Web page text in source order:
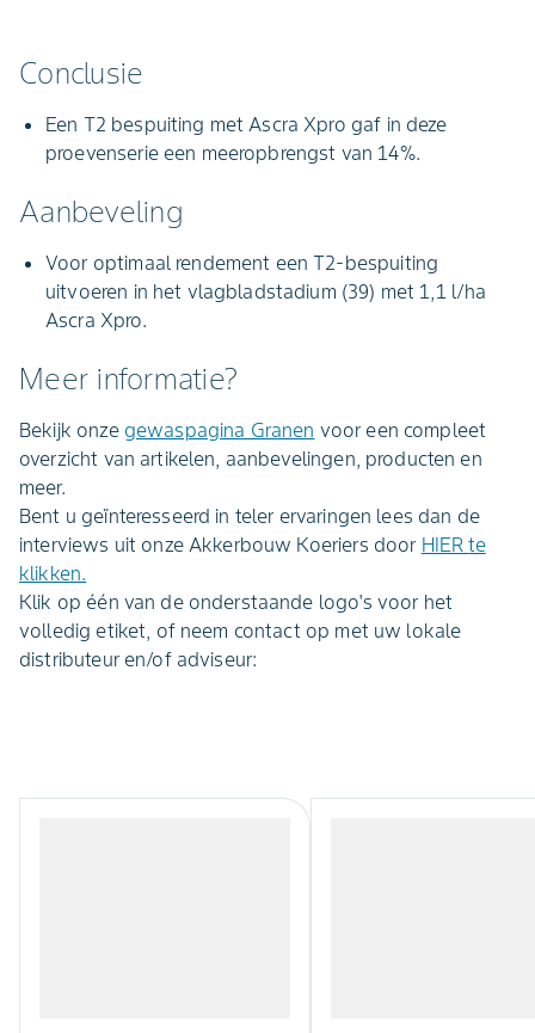
Conclusie
Een T2 bespuiting met Ascra Xpro gaf in deze
proevenserie een meeropbrengst van 14%.
Aanbeveling
Voor optimaal rendement een T2-bespuiting
uitvoeren in het vlagbladstadium (39) met 1,1 l/ha
Ascra Xpro.
Meer informatie?
Bekijk onze gewaspagina Granen voor een compleet
overzicht van artikelen, aanbevelingen, producten en
meer.
Bent u geïnteresseerd in teler ervaringen lees dan de
interviews uit onze Akkerbouw Koeriers door HIERte
klikken.
Klik op één van de onderstaande logo's voor het
volledig etiket, of neem contact op met uw lokale
distributeur en/of adviseur: